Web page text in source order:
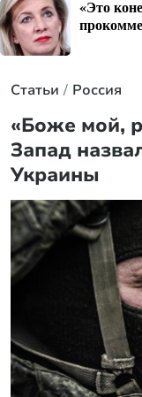
«Это
Статьи Россия
«Боже мой,
Запад
Украины